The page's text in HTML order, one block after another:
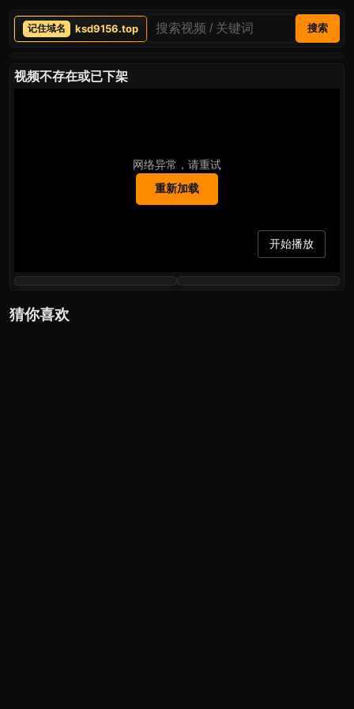
ksd9156.top 搜索
视频不存在或已下架
网络异常，请重试
重新加载
开始播放
猜你喜欢